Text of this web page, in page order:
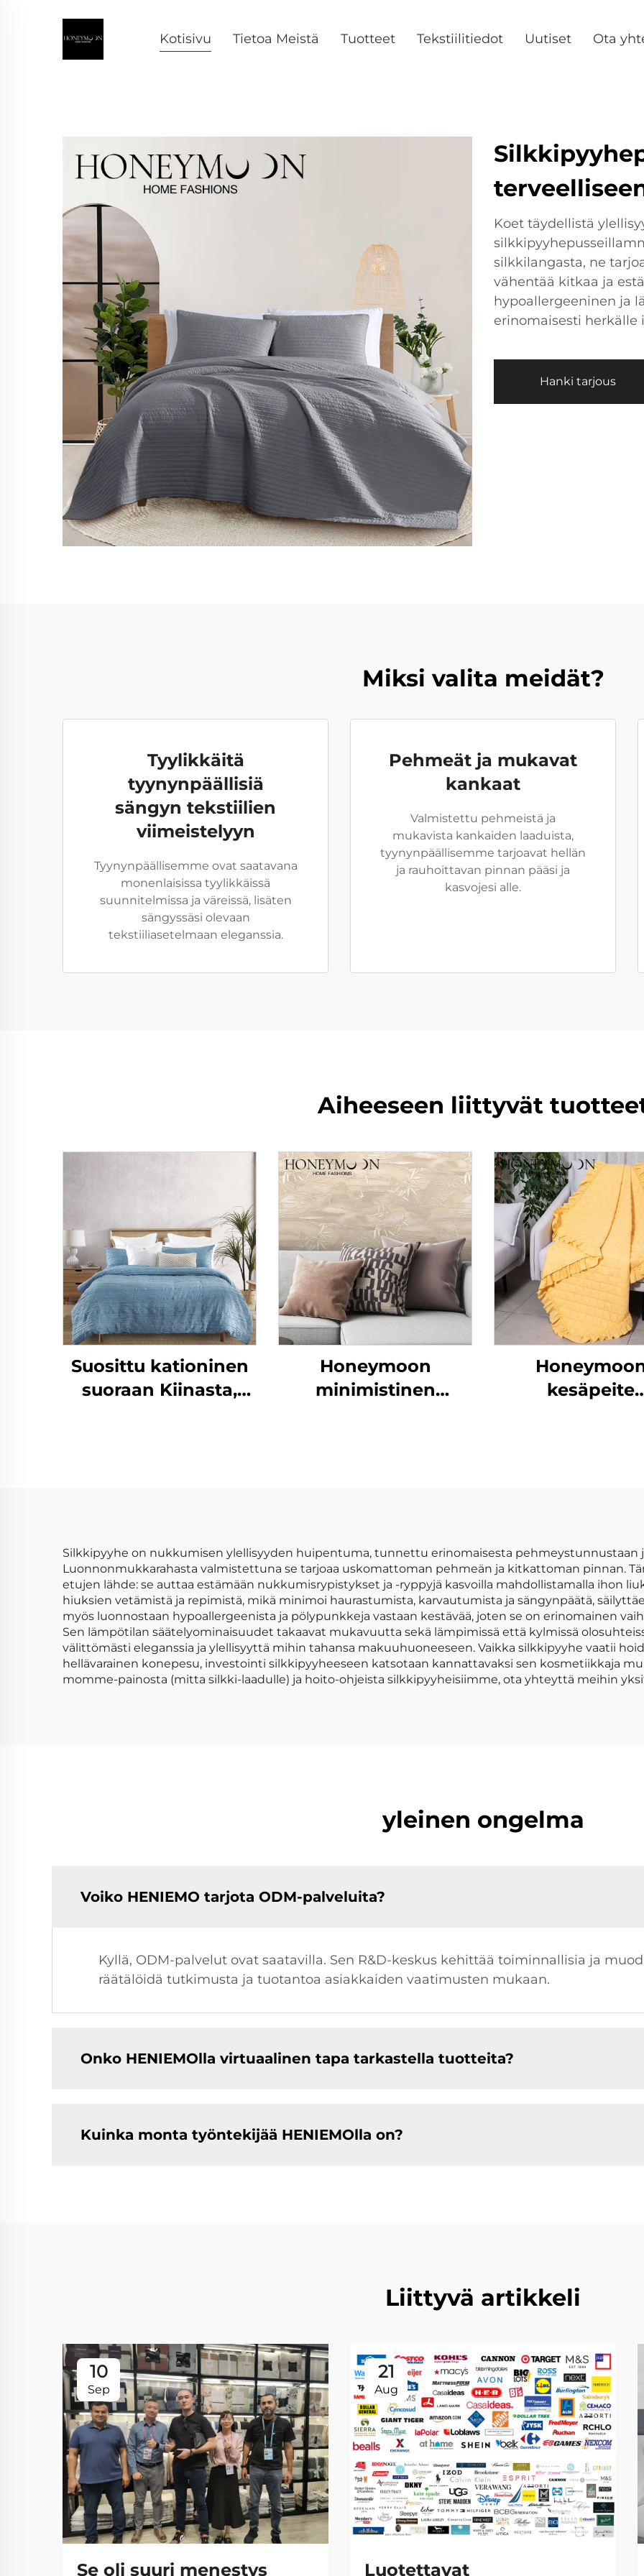
Kotisivu Tietoa Meistä Tuotteet Tekstiilitiedot Uutiset Ota
Koet täydellistä
silkkilangasta, ne
vähentää kitkaa ja
hypoallergeeninen ja
erinomaisesti herkälle
Hanki tarjous
Miksi valita meidät?
Tyylikkäitä
tyynynpäällisiä
sängyn tekstiilien
viimeistelyyn
Tyynynpäällisemme ovat saatavana
monenlaisissa tyylikkäissä
suunnitelmissa ja väreissä, lisäten
sängyssäsi olevaan
tekstiiliasetelmaan eleganssia.
Pehmeät ja mukavat
kankaat
Valmistettu pehmeistä ja
mukavista kankaiden laaduista,
tyynynpäällisemme tarjoavat hellän
ja rauhoittavan pinnan pääsi ja
kasvojesi alle.
Aiheeseen liittyvät
Suosittu kationinen
suoraan Kiinasta,
Honeymoon
minimistinen
kesäpeite
peite
Silkkipyyhe on nukkumisen ylellisyyden huipentuma, tunnettu erinomaisesta pehmeystunnustaan
Luonnonmukkarahasta valmistettuna se tarjoaa uskomattoman pehmeän ja kitkattoman pinnan.
etujen lähde: se auttaa estämään nukkumisrypistykset ja -ryppyjä kasvoilla mahdollistamalla ihon
hiuksien vetämistä ja repimistä, mikä minimoi haurastumista, karvautumista ja sängynpäätä,
myös luonnostaan hypoallergeenista ja pölypunkkeja vastaan kestävää, joten se on erinomainen
Sen lämpötilan säätelyominaisuudet takaavat mukavuutta sekä lämpimissä että kylmissä
välittömästi eleganssia ja ylellisyyttä mihin tahansa makuuhuoneeseen. Vaikka silkkipyyhe vaatii
hellävarainen konepesu, investointi silkkipyyheeseen katsotaan kannattavaksi sen kosmetiikkaja
momme-painosta (mitta silkki-laadulle) ja hoito-ohjeista silkkipyyheisiimme, ota yhteyttä meihin
yleinen ongelma
Voiko HENIEMO tarjota ODM-palveluita?
Kyllä, ODM-palvelut ovat saatavilla. Sen R&D-keskus kehittää toiminnallisia ja
räätälöidä tutkimusta ja tuotantoa asiakkaiden vaatimusten mukaan.
Onko HENIEMOlla virtuaalinen tapa tarkastella tuotteita?
Kuinka monta työntekijää HENIEMOlla on?
Liittyvä artikkeli
10
Sep
Se oli suuri menestys
21
Aug
Luotettavat